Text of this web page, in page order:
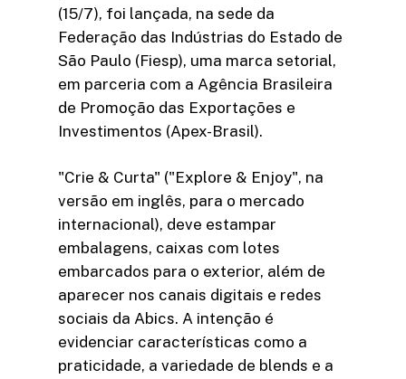
(15/7), foi lançada, na sede da
Federação das Indústrias do Estado de
São Paulo (Fiesp), uma marca setorial,
em parceria com a Agência Brasileira
de Promoção das Exportações e
Investimentos (Apex-Brasil).
"Crie & Curta" ("Explore & Enjoy", na
versão em inglês, para o mercado
internacional), deve estampar
embalagens, caixas com lotes
embarcados para o exterior, além de
aparecer nos canais digitais e redes
sociais da Abics. A intenção é
evidenciar características como a
praticidade, a variedade de blends e a